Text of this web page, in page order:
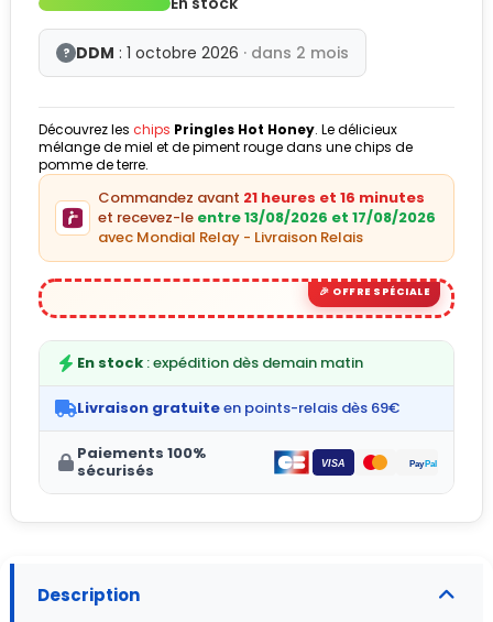
(1 avis)
? DDM : 1 octobre 2026 · dans 2 mois
Découvrez les chips Pringles Hot Honey. Le délicieux
mélange de miel et de piment rouge dans une chips de
pomme de terre.
Commandez avant 21 heures et 16 minutes
et recevez-le entre 13/08/2026 et 17/08/2026
avec Mondial Relay - Livraison Relais
En stock : expédition dès demain matin
Livraison gratuiteen points-relais dès 69€
Paiements 100%
sécurisés
Description